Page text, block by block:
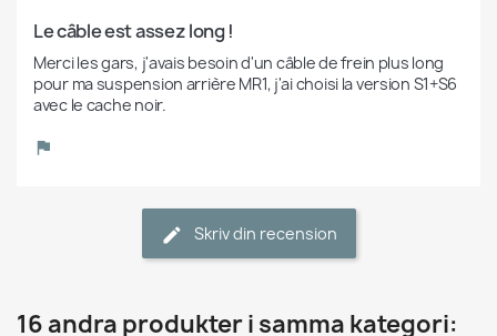
Le câble est assez long !
Merci les gars, j'avais besoin d'un câble de frein plus long
pour ma suspension arrière MR1, j'ai choisi la version S1+S6
avec le cache noir.
Skriv din recension
16 andra produkter i samma kategori: